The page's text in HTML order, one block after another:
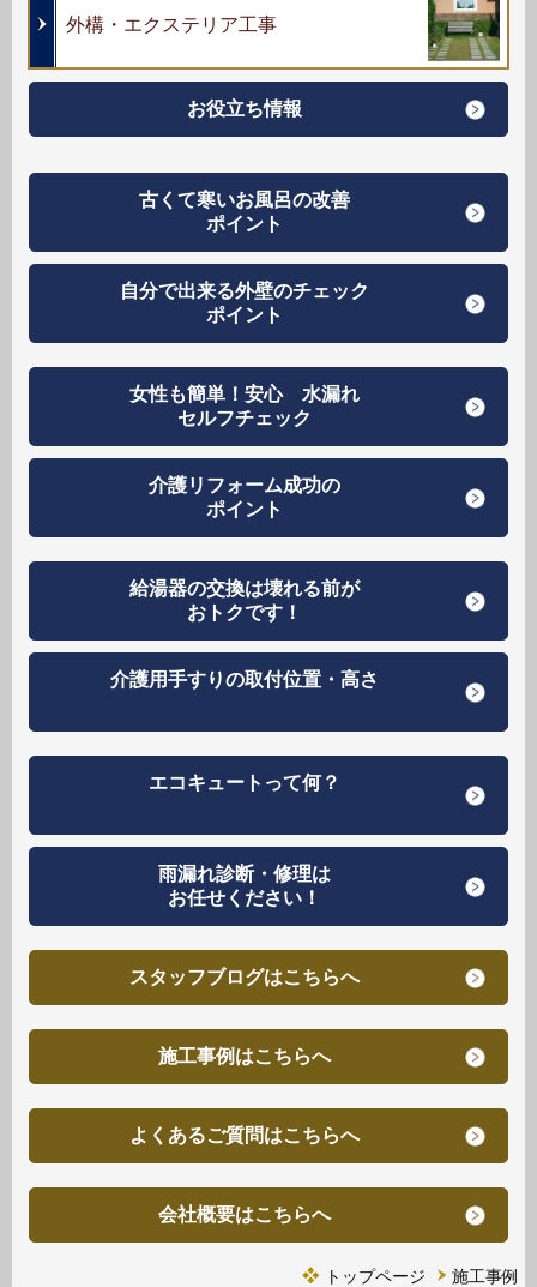
外構・エクステリア工事
お役立ち情報
古くて寒いお風呂の改善
ポイント
自分で出来る外壁のチェック
ポイント
女性も簡単！安心 水漏れ
セルフチェック
介護リフォーム成功の
ポイント
給湯器の交換は壊れる前が
おトクです！
介護用手すりの取付位置・高さ
エコキュートって何？
雨漏れ診断・修理は
お任せください！
スタッフブログはこちらへ
施工事例はこちらへ
よくあるご質問はこちらへ
会社概要はこちらへ
トップページ 施工事例